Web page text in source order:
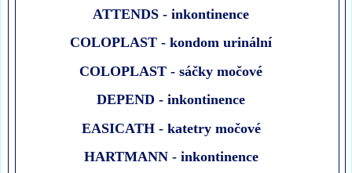
ATTENDS - inkontinence
COLOPLAST - kondom urinální
COLOPLAST - sáčky močové
DEPEND - inkontinence
EASICATH - katetry močové
HARTMANN - inkontinence